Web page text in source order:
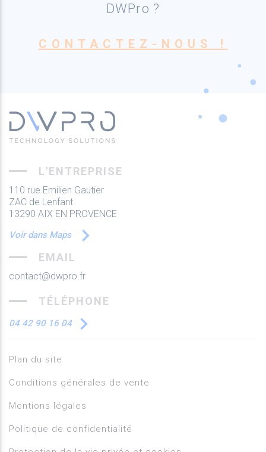
DWPro ?
CONTACTEZ-NOUS !
L'ENTREPRISE
110 rue Emilien Gautier
ZAC de Lenfant
13290 AIX EN PROVENCE
Voir dans Maps
EMAIL
contact@dwpro.fr
TÉLÉPHONE
04 42 90 16 04
Plan du site
Conditions générales de vente
Mentions légales
Politique de confidentialité